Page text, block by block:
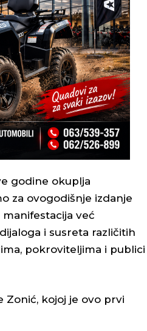
godine okuplja
za ovogodišnje izdanje
već
i susreta različitih
pokroviteljima i publici
Zonić, kojoj je ovo prvi